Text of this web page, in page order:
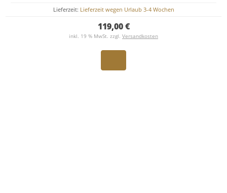
Lieferzeit: Lieferzeit wegen Urlaub 3-4 Wochen
119,00 €
inkl. 19 % MwSt. zzgl. Versandkosten